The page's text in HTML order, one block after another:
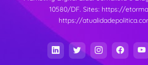
10580/DF. Sites: https://
https://